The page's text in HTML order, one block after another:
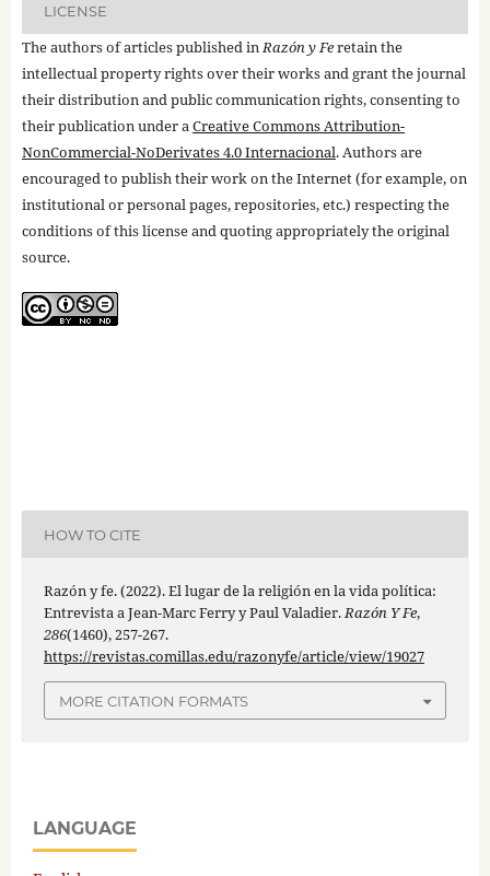
LICENSE
The authors of articles published inRazón y Feretain the
intellectual property rights over their works and grant the journal
their distribution and public communication rights, consenting to
their publication under aCreative Commons Attribution-
NonCommercial-NoDerivates 4.0 Internacional. Authors are
encouraged to publish their work on the Internet (for example, on
institutional or personal pages, repositories, etc.) respecting the
conditions of this license and quoting appropriately the original
source.
HOW TO CITE
Razón y fe. (2022). El lugar de la religión en la vida política:
Entrevista a Jean-Marc Ferry y Paul Valadier.Razón Y Fe,
286(1460), 257-267.
https://revistas.comillas.edu/razonyfe/article/view/19027
MORE CITATION FORMATS
LANGUAGE